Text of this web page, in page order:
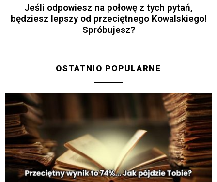
Jeśli odpowiesz na połowę z tych pytań,
będziesz lepszy od przeciętnego Kowalskiego!
Spróbujesz?
OSTATNIO POPULARNE